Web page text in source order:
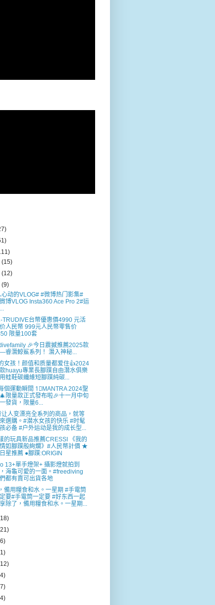
(15)
(12)
(9)
心动的VLOG# #微博热门影集#
博VLOG Insta360 Ace Pro 2#运
TRUDIVE台幣優惠價4990 元活
人民幣 999元人民幣零售价
限量100套
🎉今日震撼推薦2025款
潛鯨鯊系列！ 潛入神秘...
女孩！颜值和质量都爱住👍2024
huayu專業長腳蹼自由潛水俱樂
蛙鞋碳纖維短腳蹼純碳...
個運動瞬間 1⃣️MANTRA 2024聖
限量款正式發布啦🎉十一月中旬
發貨，限量6...
让人变漂亮全系列的商品，就等
選購。#潜水女孩的快乐 #时髦
必备 #户外运动是我的成长型...
的玩具新品推薦CRESSI 《我的
如腳蹼般絢爛》#人民幣計價 ★
星推薦 ●腳蹼:ORIGIN
13+單手燈架+ 攝影燈就拍到
海龜可愛的一面。#freediving
都有賣可出貨各地
備用糧食和水。一星期 #手電筒
要#手電筒一定要 #好东西一起
除了，備用糧食和水。一星期...